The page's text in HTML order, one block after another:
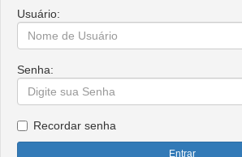
Usuário:
Senha:
Recordar senha